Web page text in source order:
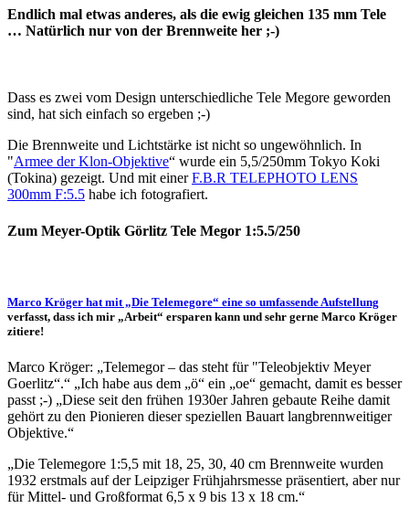
Endlich mal etwas anderes, als die ewig gleichen 135 mm Tele
… Natürlich nur von der Brennweite her ;-)
Dass es zwei vom Design unterschiedliche Tele Megore geworden
sind, hat sich einfach so ergeben ;-)
Die Brennweite und Lichtstärke ist nicht so ungewöhnlich. In
"Armee der Klon-Objektive“ wurde ein 5,5/250mm Tokyo Koki
(Tokina) gezeigt. Und mit einerF.B.R TELEPHOTO LENS
300mm F:5.5 habe ich fotografiert.
Zum Meyer-Optik Görlitz Tele Megor 1:5.5/250
Marco Kröger hat mit „Die Telemegore“ eine so umfassende Aufstellung
verfasst, dass ich mir „Arbeit“ ersparen kann und sehr gerne Marco Kröger
zitiere!
Marco Kröger: „Telemegor – das steht für "Teleobjektiv Meyer
Goerlitz“.“ „Ich habe aus dem „ö“ ein „oe“ gemacht, damit es besser
passt ;-) „Diese seit den frühen 1930er Jahren gebaute Reihe damit
gehört zu den Pionieren dieser speziellen Bauart langbrennweitiger
Objektive.“
„Die Telemegore 1:5,5 mit 18, 25, 30, 40 cm Brennweite wurden
1932 erstmals auf der Leipziger Frühjahrsmesse präsentiert, aber nur
für Mittel- und Großformat 6,5 x 9 bis 13 x 18 cm.“